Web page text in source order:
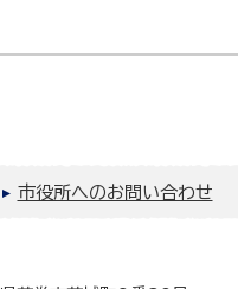
市役所へのお問い合わせ